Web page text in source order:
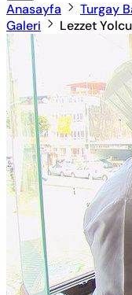
Anasayfa Turgay
Galeri
Lezzet